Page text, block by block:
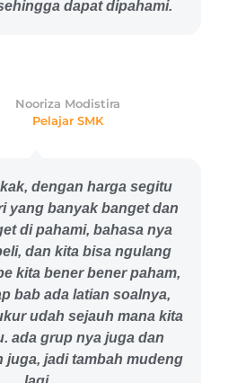
dapat dipahami.
dengan harga segitu
yang banyak banget dan
di pahami, bahasa nya
dan kita bisa ngulang
kita bener bener paham,
bab ada latian soalnya,
udah sejauh mana kita
ada grup nya juga dan
juga, jadi tambah mudeng
Nooriza Modistira
Pelajar SMK